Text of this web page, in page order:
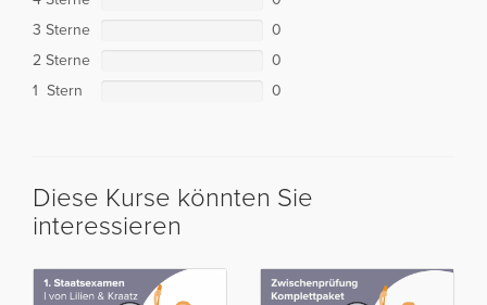
3 Sterne
0
2 Sterne
0
1 Stern
0
Diese Kurse könnten Sie
interessieren